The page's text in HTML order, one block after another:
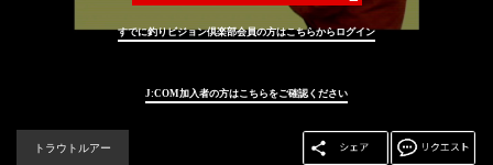
すでに釣りビジョン倶楽部会員の方はこちらからログイン
J:COM加入者の方はこちらをご確認ください
トラウトルアー